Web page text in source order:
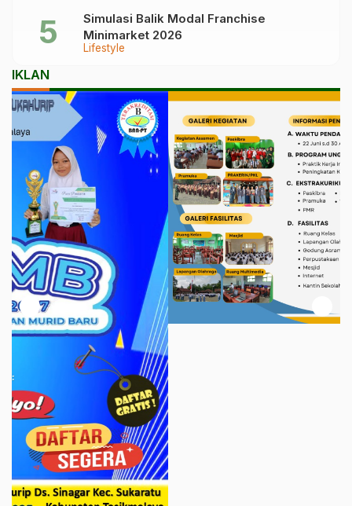
Lifestyle
Simulasi Balik Modal Franchise
Minimarket 2026
IKLAN